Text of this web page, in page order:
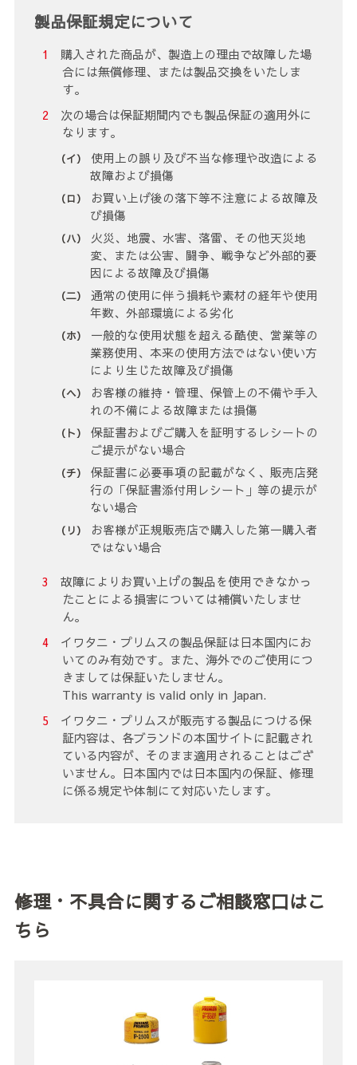
製品保証規定について
購入された商品が、製造上の理由で故障した場
合には無償修理、または製品交換をいたしま
す。
次の場合は保証期間内でも製品保証の適用外に
なります。
使用上の誤り及び不当な修理や改造による
故障および損傷
お買い上げ後の落下等不注意による故障及
び損傷
火災、地震、水害、落雷、その他天災地
変、または公害、闘争、戦争など外部的要
因による故障及び損傷
通常の使用に伴う損耗や素材の経年や使用
年数、外部環境による劣化
一般的な使用状態を超える酷使、営業等の
業務使用、本来の使用方法ではない使い方
により生じた故障及び損傷
お客様の維持・管理、保管上の不備や手入
れの不備による故障または損傷
保証書およびご購入を証明するレシートの
ご提示がない場合
保証書に必要事項の記載がなく、販売店発
行の「保証書添付用レシート」等の提示が
ない場合
お客様が正規販売店で購入した第一購入者
ではない場合
故障によりお買い上げの製品を使用できなかっ
たことによる損害については補償いたしませ
ん。
イワタニ・プリムスの製品保証は日本国内にお
いてのみ有効です。また、海外でのご使用につ
きましては保証いたしません。
This warranty is valid only in Japan.
イワタニ・プリムスが販売する製品につける保
証内容は、各ブランドの本国サイトに記載され
ている内容が、そのまま適用されることはござ
いません。日本国内では日本国内の保証、修理
に係る規定や体制にて対応いたします。
修理・不具合に関するご相談窓口はこ
ちら